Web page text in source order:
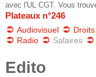
i
c
avec l'UL CGT. Vous
Plateaux n°246
Audiovisuel
Radio
Salaires
Edito